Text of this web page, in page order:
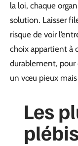
la loi, chaque
solution. Laisser
risque de voir
choix appartient à
durablement,
un vœu pieux
Les